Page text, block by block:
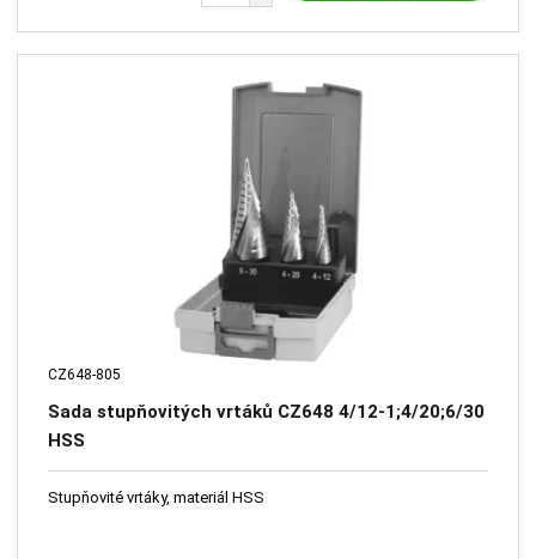
CZ648-805
Sada stupňovitých vrtáků CZ648 4/12-1;4/20;6/30
HSS
Stupňovité vrtáky, materiál HSS